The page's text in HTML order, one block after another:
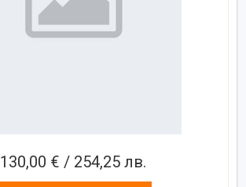
130,00 € / 254,25 лв.